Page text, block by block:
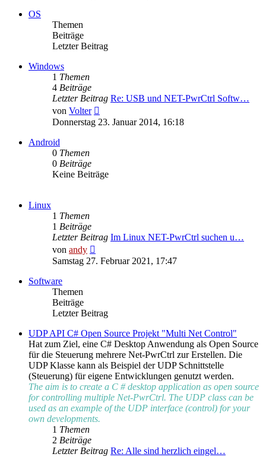
OS
Themen
Beiträge
Letzter Beitrag
Windows
1 Themen
4 Beiträge
Letzter Beitrag Re: USB und NET-PwrCtrl Softw…
von Volter
Beitrag
Donnerstag 23. Januar 2014, 16:18
Android
0 Themen
0 Beiträge
Keine Beiträge
Linux
1 Themen
1 Beiträge
Letzter Beitrag Im Linux NET-PwrCtrl suchen u…
von andy
Beitrag
Samstag 27. Februar 2021, 17:47
Software
Themen
Beiträge
Letzter Beitrag
UDP API C# Open Source Projekt "Multi Net Control"
Hat zum Ziel, eine C# Desktop Anwendung als Open Source
für die Steuerung mehrere Net-PwrCtrl zur Erstellen. Die
UDP Klasse kann als Beispiel der UDP Schnittstelle
(Steuerung) für eigene Entwicklungen genutzt werden.
The aim is to create a C # desktop application as open source
for controlling multiple Net-PwrCtrl. The UDP class can be
used as an example of the UDP interface (control) for your
own developments.
1 Themen
2 Beiträge
Letzter Beitrag Re: Alle sind herzlich eingel…